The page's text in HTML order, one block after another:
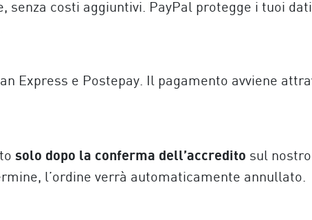
costi aggiuntivi. PayPal protegge i tuoi
Express e Postepay. Il pagamento avviene
solo dopo la conferma dell’accredito sul
l’ordine verrà automaticamente annullato.